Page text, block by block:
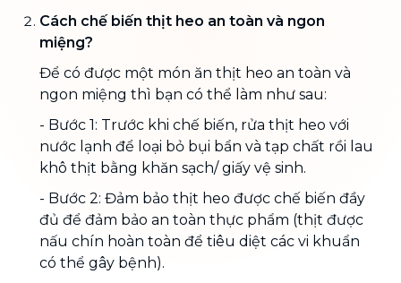
Cách chế biến thịt heo an toàn và ngon
miệng?
Để có được một món ăn thịt heo an toàn và
ngon miệng thì bạn có thể làm như sau:
- Bước 1: Trước khi chế biến, rửa thịt heo với
nước lạnh để loại bỏ bụi bẩn và tạp chất rồi lau
khô thịt bằng khăn sạch/ giấy vệ sinh.
- Bước 2: Đảm bảo thịt heo được chế biến đầy
đủ để đảm bảo an toàn thực phẩm (thịt được
nấu chín hoàn toàn để tiêu diệt các vi khuẩn
có thể gây bệnh).